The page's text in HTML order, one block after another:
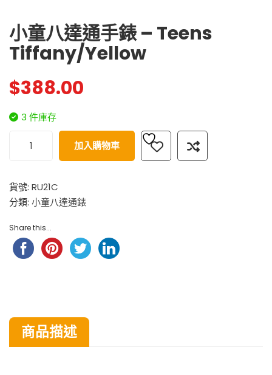
小童八達通手錶 – Teens
Tiffany/Yellow
$388.00
3 件庫存
加入購物車
貨號: RU21C
分類: 小童八達通錶
Share this...
商品描述